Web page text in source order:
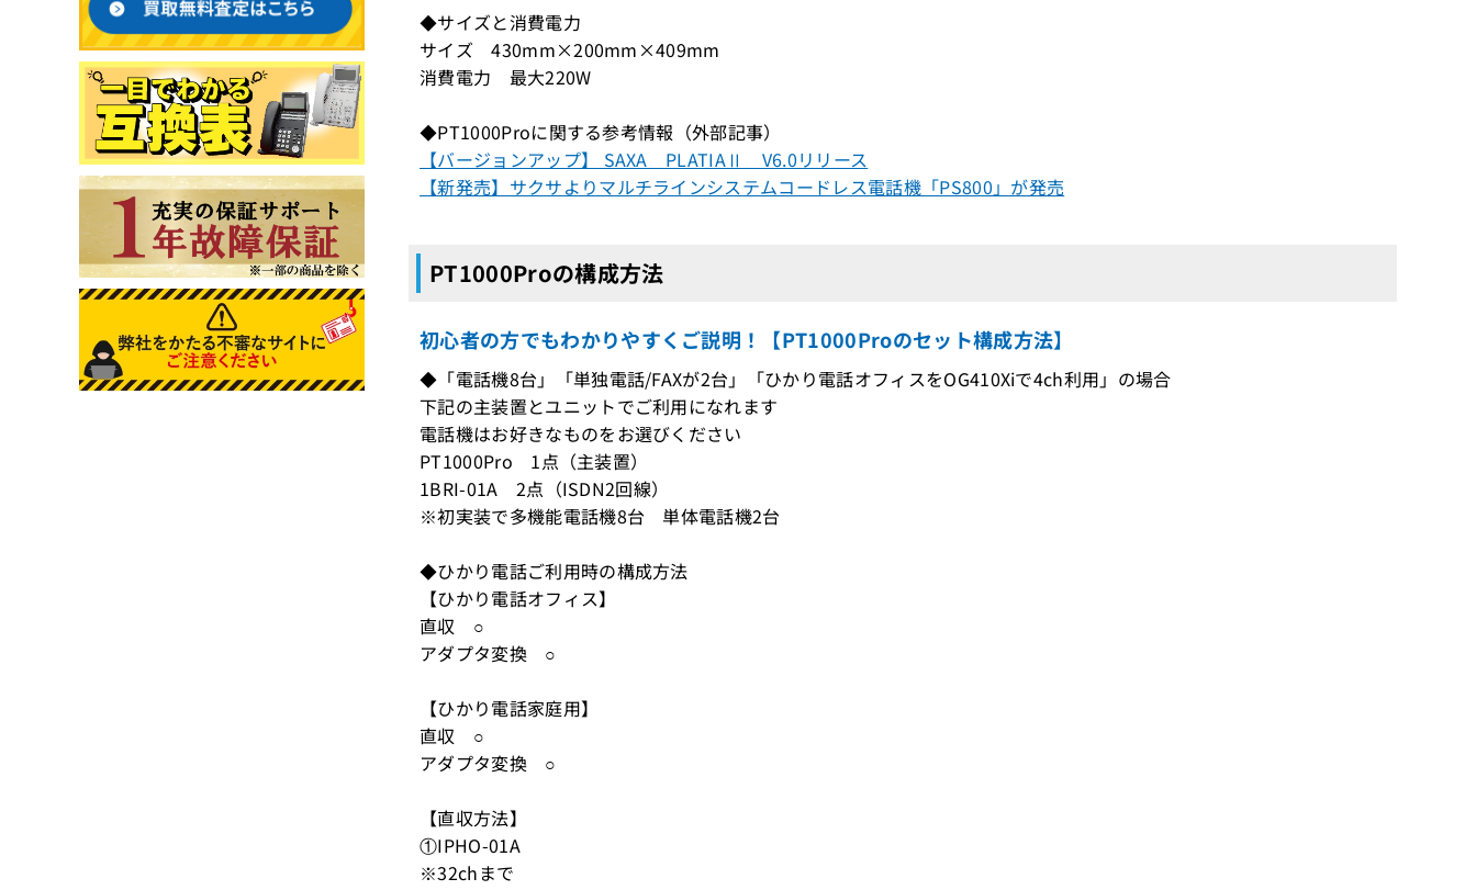
◆サイズと消費電力
サイズ 430mm×200mm×409mm
消費電力 最大220W
◆PT1000Proに関する参考情報（外部記事）
【バージョンアップ】 SAXA PLATIAⅡ V6.0リリース
【新発売】サクサよりマルチラインシステムコードレス電話機「PS800」が発売
PT1000Proの構成方法
初心者の方でもわかりやすくご説明！【PT1000Proのセット構成方法】
◆「電話機8台」「単独電話/FAXが2台」「ひかり電話オフィスをOG410Xiで4ch利用」の場合
下記の主装置とユニットでご利用になれます
電話機はお好きなものをお選びください
PT1000Pro 1点（主装置）
1BRI-01A 2点（ISDN2回線）
※初実装で多機能電話機8台 単体電話機2台
◆ひかり電話ご利用時の構成方法
【ひかり電話オフィス】
直収 ○
アダプタ変換 ○
【ひかり電話家庭用】
直収 ○
アダプタ変換 ○
【直収方法】
①IPHO-01A
※32chまで